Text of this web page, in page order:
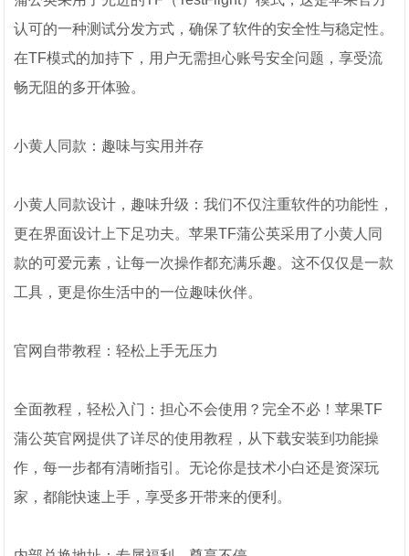
认可的一种测试分发方式，确保了软件的安全性与稳定性。
在TF模式的加持下，用户无需担心账号安全问题，享受流
畅无阻的多开体验。
小黄人同款：趣味与实用并存
小黄人同款设计，趣味升级：我们不仅注重软件的功能性，
更在界面设计上下足功夫。苹果TF蒲公英采用了小黄人同
款的可爱元素，让每一次操作都充满乐趣。这不仅仅是一款
工具，更是你生活中的一位趣味伙伴。
官网自带教程：轻松上手无压力
全面教程，轻松入门：担心不会使用？完全不必！苹果TF
蒲公英官网提供了详尽的使用教程，从下载安装到功能操
作，每一步都有清晰指引。无论你是技术小白还是资深玩
家，都能快速上手，享受多开带来的便利。